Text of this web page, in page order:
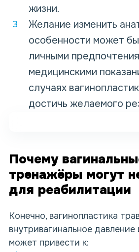
жизни.
Желание изменить
особенности может
личными
медицинскими
случаях
достичь желаемого
Почему
тренажёры могут
для реабилитации
Конечно, вагинопластика
внутривагинальное
может привести к: